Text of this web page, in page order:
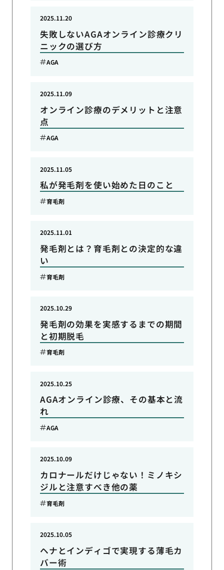
失敗しないAGAオンライン診療クリ
ニックの選び方
2025.11.20
AGA
オンライン診療のデメリットと注意
点
2025.11.09
AGA
私が発毛剤を使い始めた日のこと
2025.11.05
育毛剤
発毛剤とは？育毛剤との決定的な違
い
2025.11.01
育毛剤
発毛剤の効果を実感するまでの期間
と初期脱毛
2025.10.29
育毛剤
AGAオンライン診療、その基本と流
れ
2025.10.25
AGA
カロナールだけじゃない！ミノキシ
ジルと注意すべき他の薬
2025.10.09
育毛剤
ヘナとインディゴで実現する薄毛カ
バー術
2025.10.05